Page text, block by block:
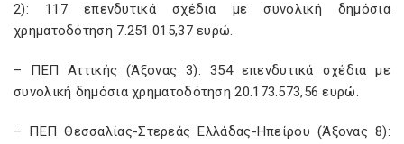
2): 117 επενδυτικά σχέδια με συνολική δημόσια
χρηματοδότηση 7.251.015,37 ευρώ.
– ΠΕΠ Αττικής (Άξονας 3): 354 επενδυτικά σχέδια με
συνολική δημόσια χρηματοδότηση 20.173.573,56 ευρώ.
– ΠΕΠ Θεσσαλίας-Στερεάς Ελλάδας-Ηπείρου (Άξονας 8):